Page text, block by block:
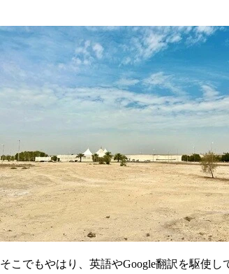
そこでもやはり、英語やGoogle翻訳を駆使